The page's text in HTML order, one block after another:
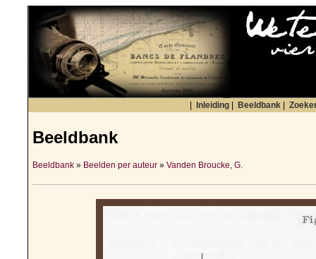
Inleiding Beeldbank
Beeldbank
Beeldbank » Beelden per auteur » Vanden Broucke, G.